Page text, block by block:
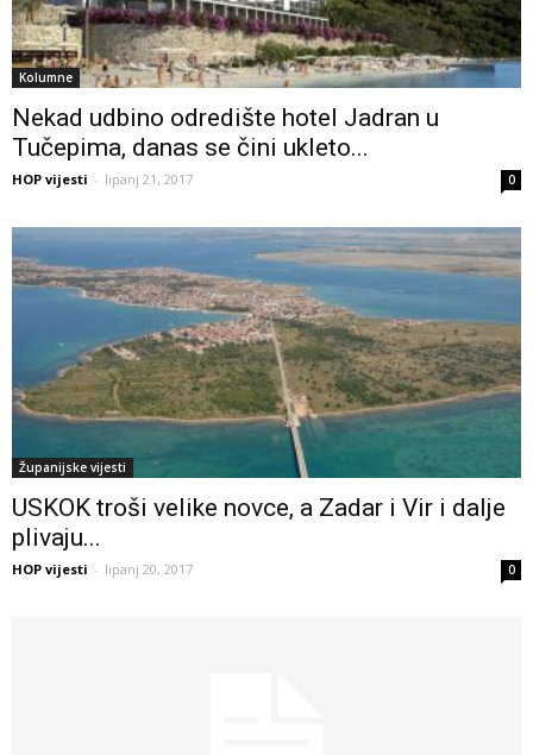
Kolumne
Nekad udbino odredište hotel Jadran u
Tučepima, danas se čini ukleto...
HOP vijesti - lipanj 21, 2017 0
Županijske vijesti
USKOK troši velike novce, a Zadar i Vir i dalje
plivaju...
HOP vijesti - lipanj 20, 2017 0